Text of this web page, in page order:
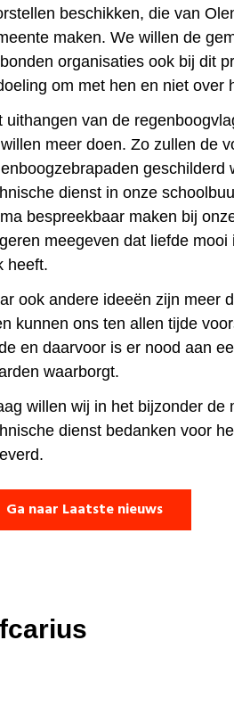
beschikken, die van
maken. We willen de
organisaties ook bij dit
om met hen en niet over
uithangen van de
meer doen. Zo zullen de
geschilderd
dienst in onze
bespreekbaar maken bij
meegeven dat liefde
heeft.
ook andere ideeën zijn meer
kunnen ons ten allen tijde
en daarvoor is er nood aan
waarborgt.
willen wij in het bijzonder de
dienst bedanken voor
Ga naar Laatste nieuws